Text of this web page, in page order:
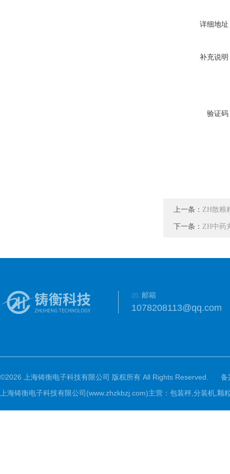
详细地址
补充说明
验证码
上一条： ZH散粮
下一条： ZH中药
邮箱
1078208113@qq.com
©2026 上海铸衡电子科技有限公司 版权所有 All Rights Reserved.
备
上海铸衡电子科技有限公司(www.zhzkbzj.com)主营： 包装秤,分装机,颗